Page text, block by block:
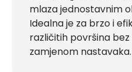
mlaza jednostavnim
Idealna je za brzo i
različitih površina
zamjenom nastavaka.